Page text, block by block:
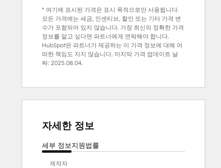
* 여기에 표시된 가격은 표시 목적으로만 사용됩니다.
모든 가격에는 세금, 인센티브, 할인 또는 기타 가격 변
수가 포함되어 있지 않습니다. 가장 최신의 정확한 가격
정보를 알고 싶다면 파트너에게 연락해야 합니다.
HubSpot은 파트너가 제공하는 이 가격 정보에 대해 어
떠한 책임도 지지 않습니다. 마지막 가격 업데이트 날
짜: 2025.08.04.
자세한 정보
세부 정보지원법률
제작자